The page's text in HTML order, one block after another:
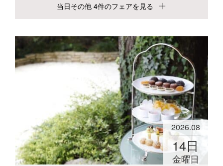
当日その他 4件のフェアを見る
2026.08
14日
金曜日